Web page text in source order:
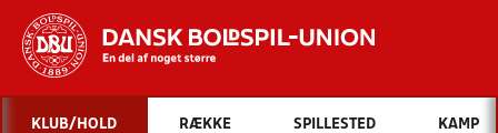
Hvad vil du søge efter?
KLUB/HOLD RÆKKE SPILLESTED KAMP